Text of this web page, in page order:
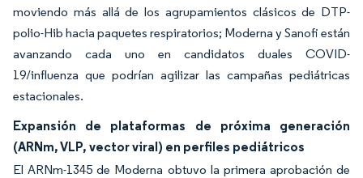
moviendo más allá de los agrupamientos clásicos de DTP-
polio-Hib hacia paquetes respiratorios; Moderna y Sanofi están
avanzando cada uno en candidatos duales COVID-
19/influenza que podrían agilizar las campañas pediátricas
estacionales.
Expansión de plataformas de próxima generación
(ARNm, VLP, vector viral) en perfiles pediátricos
El ARNm-1345 de Moderna obtuvo la primera aprobación de